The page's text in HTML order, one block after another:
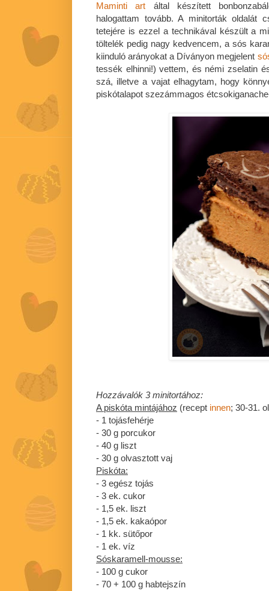
Maminti art által készített
halogattam tovább. A minitorták oldalát
tetejére is ezzel a technikával készült a
töltelék pedig nagy kedvencem, a sós
kiinduló arányokat a Díványon megjelent
tessék elhinni!) vettem, és némi zselatin
szá, illetve a vajat elhagytam, hogy
piskótalapot szezámmagos
Hozzávalók 3 minitortához:
A piskóta mintájához (recept innen; 30-31.
- 1 tojásfehérje
- 30 g porcukor
- 40 g liszt
- 30 g olvasztott vaj
Piskóta:
- 3 egész tojás
- 3 ek. cukor
- 1,5 ek. liszt
- 1,5 ek. kakaópor
- 1 kk. sütőpor
- 1 ek. víz
Sóskaramell-mousse:
- 100 g cukor
- 70 + 100 g habtejszín